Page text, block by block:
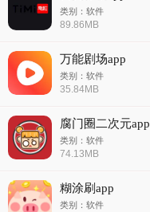
类别：软件
89.86MB
万能剧场app
类别：软件
35.84MB
腐门圈二次元app
类别：软件
74.13MB
糊涂刷app
类别：软件